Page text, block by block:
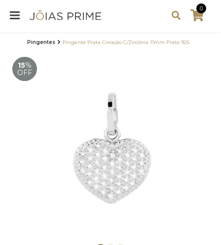
0
Pingentes Pingente Prata Coração C/Zircônia 11mm Prata 925
15%
OFF